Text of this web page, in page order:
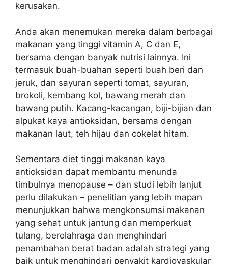
kerusakan.
Anda akan menemukan mereka dalam berbagai
makanan yang tinggi vitamin A, C dan E,
bersama dengan banyak nutrisi lainnya. Ini
termasuk buah-buahan seperti buah beri dan
jeruk, dan sayuran seperti tomat, sayuran,
brokoli, kembang kol, bawang merah dan
bawang putih. Kacang-kacangan, biji-bijian dan
alpukat kaya antioksidan, bersama dengan
makanan laut, teh hijau dan cokelat hitam.
Sementara diet tinggi makanan kaya
antioksidan dapat membantu menunda
timbulnya menopause – dan studi lebih lanjut
perlu dilakukan – penelitian yang lebih mapan
menunjukkan bahwa mengkonsumsi makanan
yang sehat untuk jantung dan memperkuat
tulang, berolahraga dan menghindari
penambahan berat badan adalah strategi yang
baik untuk menghindari penyakit kardiovaskular